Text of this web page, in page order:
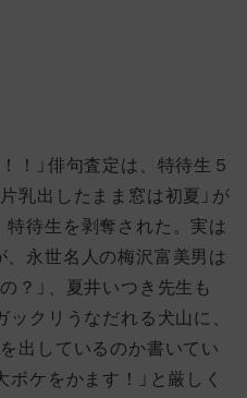
！」俳句査定は、特待生５
乳出したまま窓は初夏」が
待生を剥奪された。実は
永世名人の梅沢富美男は
？」、夏井いつき先生も
ックリうなだれる犬山に、
出しているのか書いてい
ボケをかます！」と厳しく